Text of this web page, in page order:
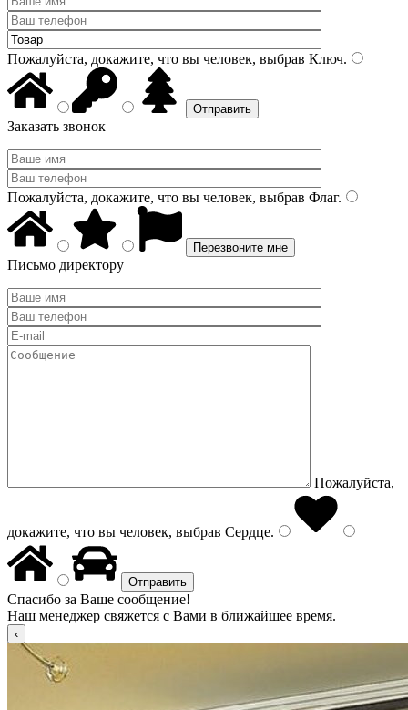
Пожалуйста, докажите, что вы человек, выбрав Ключ.
Заказать звонок
Пожалуйста, докажите, что вы человек, выбрав Флаг.
Письмо директору
Пожалуйста,
докажите, что вы человек, выбрав Сердце.
Спасибо за Ваше сообщение!
Наш менеджер свяжется с Вами в ближайшее время.